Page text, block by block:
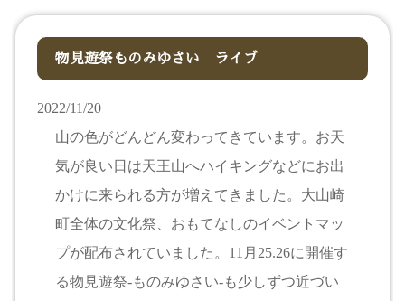
物見遊祭ものみゆさい ライブ
2022/11/20
山の色がどんどん変わってきています。お天
気が良い日は天王山へハイキングなどにお出
かけに来られる方が増えてきました。大山崎
町全体の文化祭、おもてなしのイベントマッ
プが配布されていました。11月25.26に開催す
る物見遊祭-ものみゆさい-も少しずつ近づい